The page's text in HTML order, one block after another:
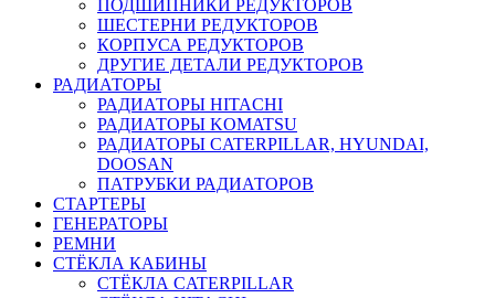
ПОДШИПНИКИ РЕДУКТОРОВ
ШЕСТЕРНИ РЕДУКТОРОВ
КОРПУСА РЕДУКТОРОВ
ДРУГИЕ ДЕТАЛИ РЕДУКТОРОВ
РАДИАТОРЫ
РАДИАТОРЫ HITACHI
РАДИАТОРЫ KOMATSU
РАДИАТОРЫ CATERPILLAR, HYUNDAI,
DOOSAN
ПАТРУБКИ РАДИАТОРОВ
СТАРТЕРЫ
ГЕНЕРАТОРЫ
РЕМНИ
СТЁКЛА КАБИНЫ
СТЁКЛА CATERPILLAR